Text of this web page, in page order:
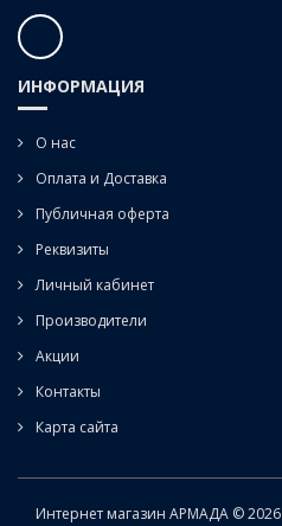
ИНФОРМАЦИЯ
О нас
Оплата и Доставка
Публичная оферта
Реквизиты
Личный кабинет
Производители
Акции
Контакты
Карта сайта
Интернет магазин АРМАДА © 2026